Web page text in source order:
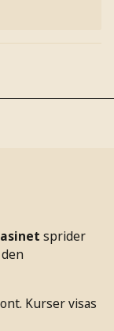
sprider
Kurser visas